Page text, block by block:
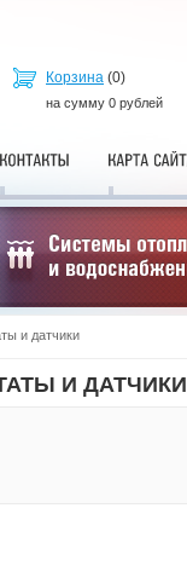
Корзина (0)
на сумму 0 рублей
и датчики
И ДАТЧИКИ